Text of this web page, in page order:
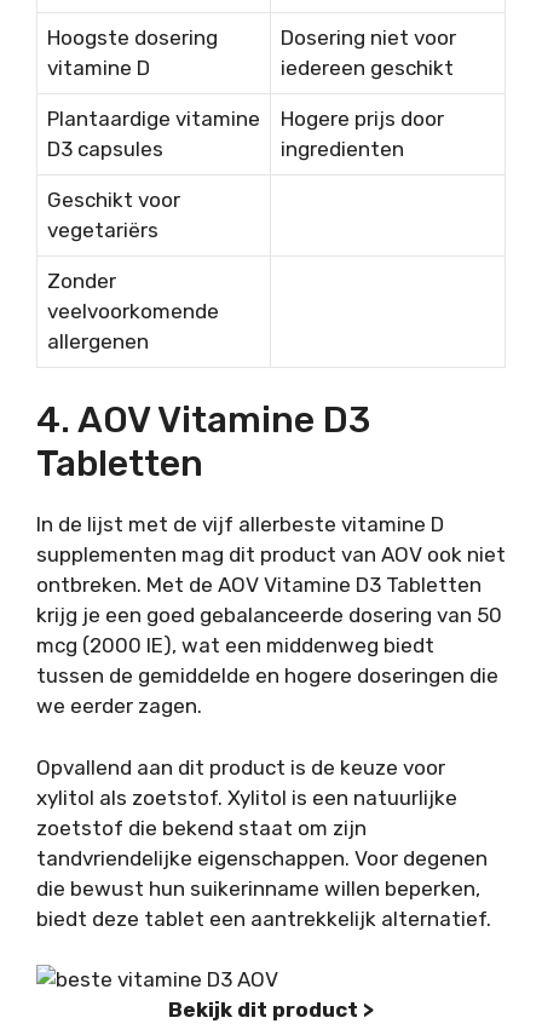
Hoogste dosering
vitamine D
Dosering niet voor
iedereen geschikt
Plantaardige vitamine
D3 capsules
Hogere prijs door
ingredienten
Geschikt voor
vegetariërs
Zonder
veelvoorkomende
allergenen
4. AOV Vitamine D3
Tabletten
In de lijst met de vijf allerbeste vitamine D
supplementen mag dit product van AOV ook niet
ontbreken. Met de AOV Vitamine D3 Tabletten
krijg je een goed gebalanceerde dosering van 50
mcg (2000 IE), wat een middenweg biedt
tussen de gemiddelde en hogere doseringen die
we eerder zagen.
Opvallend aan dit product is de keuze voor
xylitol als zoetstof. Xylitol is een natuurlijke
zoetstof die bekend staat om zijn
tandvriendelijke eigenschappen. Voor degenen
die bewust hun suikerinname willen beperken,
biedt deze tablet een aantrekkelijk alternatief.
Bekijk dit product >